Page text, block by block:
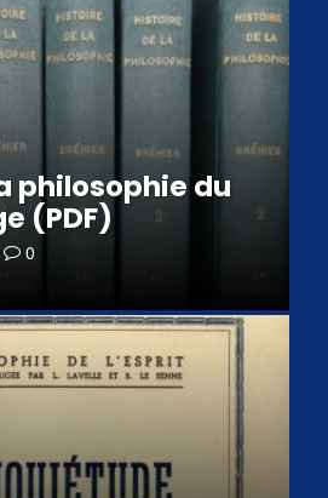
philosophie du
(PDF)
0